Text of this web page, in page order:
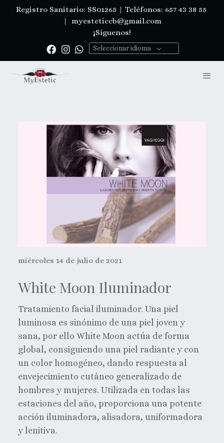
Registro Sanitario: SS01265 | Teléfonos: 657 43 38 55
|
myesteticcb@gmail.com
¡Síguenos!
Seleccionar idioma
miércoles 14 de julio de 2021
White Moon Iluminador
Tratamiento facial iluminador. Una piel
luminosa es sinónimo de una piel joven y
sana, por ello White Moon actúa de forma
global, consiguiendo una piel radiante y con
un color homogéneo, dando respuesta al
envejecimiento cutáneo generalizado de
hombres y mujeres. Utilizada en todas las
estaciones del año, proporciona una potente
acción iluminadora, alisadora, uniformadora
y lenitiva.